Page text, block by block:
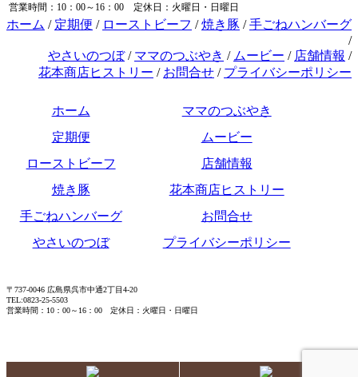
営業時間：10：00～16：00 定休日：火曜日・日曜日
ホーム / 定期便 / ローストビーフ /焼き豚 /手ごねハンバーグ
/
やさいのつぼ/ ママのつぶやき / ムービー / 店舗情報 /
花本商店ヒストリー / お問合せ / プライバシーポリシー
ホーム
定期便
ローストビーフ
焼き豚
手ごねハンバーグ
やさいのつぼ
ママのつぶやき
ムービー
店舗情報
花本商店ヒストリー
お問合せ
プライバシーポリシー
〒737-0046 広島県呉市中通2丁目4-20
TEL:0823-25-5503
営業時間：10：00～16：00 定休日：火曜日・日曜日